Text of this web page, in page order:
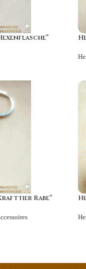
Rabe”